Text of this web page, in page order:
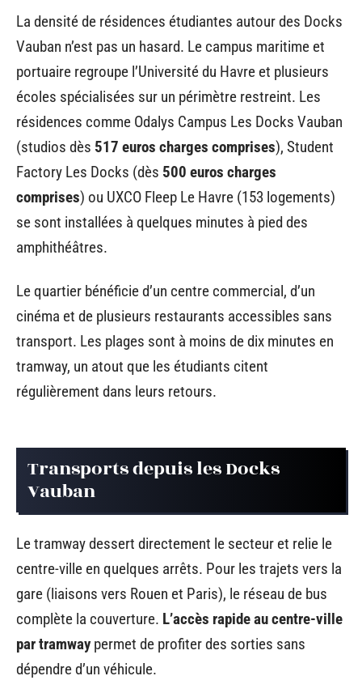
La densité de résidences étudiantes autour des Docks
Vauban n’est pas un hasard. Le campus maritime et
portuaire regroupe l’Université du Havre et plusieurs
écoles spécialisées sur un périmètre restreint. Les
résidences comme Odalys Campus Les Docks Vauban
(studios dès 517 euros charges comprises), Student
Factory Les Docks (dès 500 euros charges
comprises) ou UXCO Fleep Le Havre (153 logements)
se sont installées à quelques minutes à pied des
amphithéâtres.
Le quartier bénéficie d’un centre commercial, d’un
cinéma et de plusieurs restaurants accessibles sans
transport. Les plages sont à moins de dix minutes en
tramway, un atout que les étudiants citent
régulièrement dans leurs retours.
Transports depuis les Docks
Vauban
Le tramway dessert directement le secteur et relie le
centre-ville en quelques arrêts. Pour les trajets vers la
gare (liaisons vers Rouen et Paris), le réseau de bus
complète la couverture. L’accès rapide au centre-ville
par tramwaypermet de profiter des sorties sans
dépendre d’un véhicule.